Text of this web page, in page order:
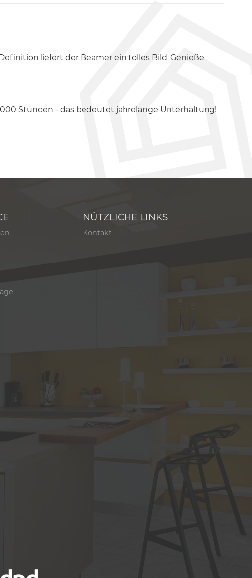
liefert der Beamer ein tolles Bild. Genieße
Stunden - das bedeutet jahrelange Unterhaltung!
NÜTZLICHE LINKS
Kontakt